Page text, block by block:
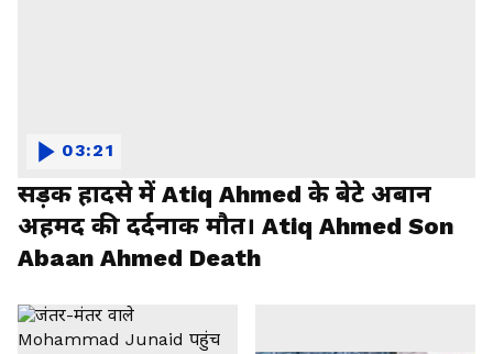
सड़क हादसे में Atiq Ahmed के बेटे अबान
अहमद की दर्दनाक मौत। Atiq Ahmed Son
Abaan Ahmed Death
03:21